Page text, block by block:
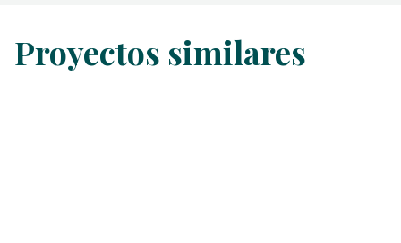
Proyectos similares